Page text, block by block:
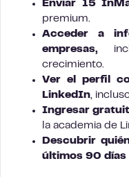
Enviar 15
premium.
Acceder a
empresas,
crecimiento.
Ver el perfil
LinkedIn ,
Ingresar
la academia de
Descubrir
últimos 90 días